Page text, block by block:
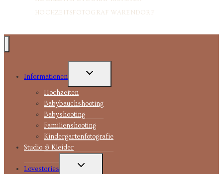
HOCHZEITSFOTOGRAF WARENDORF
Informationen
UNTERMENÜ
Hochzeiten
Babybauchshooting
Babyshooting
Familienshooting
Kindergartenfotografie
Studio & Kleider
Lovestories
UNTERMENÜ